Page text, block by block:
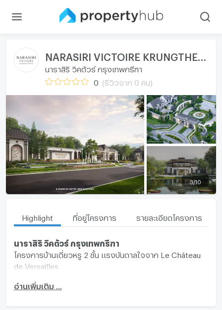
นาราสิริ วิคตัวร์ กรุงเทพกรีฑา
0 (รีวิวจาก 0 คน)
3/10
Highlight ที่อยู่โครงการ รายละเอียดโครงการ
นาราสิริ วิคตัวร์ กรุงเทพกรีฑา
โครงการบ้านเดี่ยวหรู 2 ชั้น แรงบันดาลใจจาก Le Château
de Versailles ​
รายละเอียดอันประณีตในทุกๆ ด้าน ​
อ่านเพิ่มเติม ...